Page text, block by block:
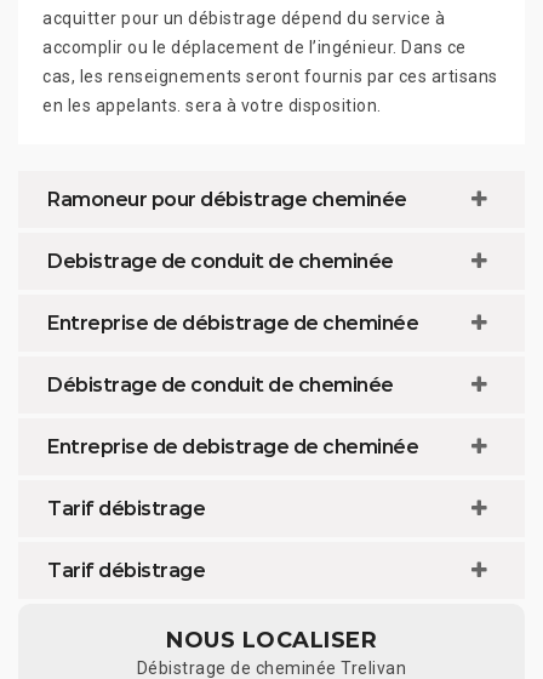
acquitter pour un débistrage dépend du service à
accomplir ou le déplacement de l’ingénieur. Dans ce
cas, les renseignements seront fournis par ces artisans
en les appelants. sera à votre disposition.
Ramoneur pour débistrage cheminée
Debistrage de conduit de cheminée
Entreprise de débistrage de cheminée
Débistrage de conduit de cheminée
Entreprise de debistrage de cheminée
Tarif débistrage
Tarif débistrage
NOUS LOCALISER
Débistrage de cheminée Trelivan